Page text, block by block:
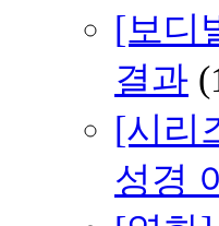
[보디
결과
[시리
성경